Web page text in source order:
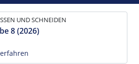
UND SCHNEIDEN
8 (2026)